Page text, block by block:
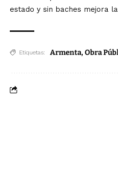
estado y sin baches mejora
Etiquetas: Armenta, Obra